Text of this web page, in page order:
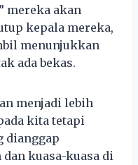
mereka akan
kepala mereka,
menunjukkan
ada bekas.
menjadi lebih
kita tetapi
dianggap
kuasa-kuasa di